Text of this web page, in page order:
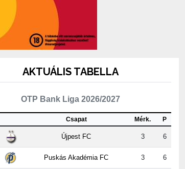
AKTUÁLIS TABELLA
OTP Bank Liga 2026/2027
Csapat Mérk. P
Újpest FC 3 6
Puskás Akadémia FC 3 6